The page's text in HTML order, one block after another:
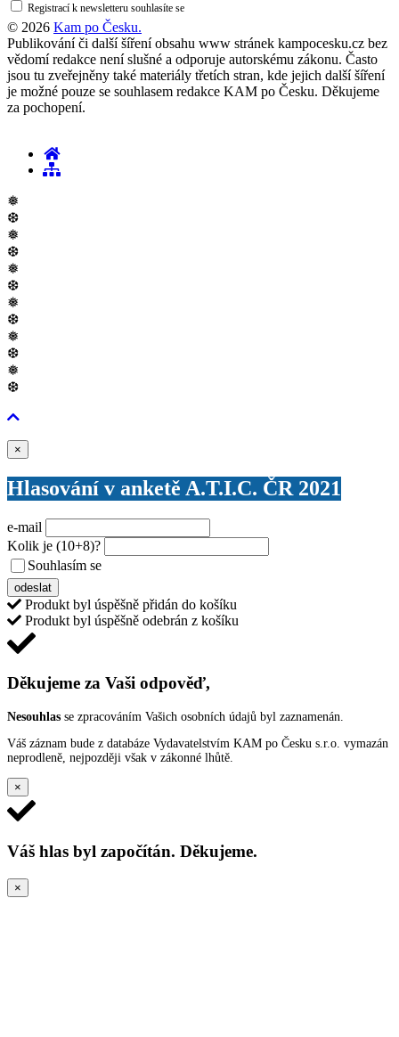
Registrací k newsletteru souhlasíte se
© 2026 Kam po Česku.
Publikování či další šíření obsahu www stránek kampocesku.cz bez
vědomí redakce není slušné a odporuje autorskému zákonu. Často
jsou tu zveřejněny také materiály třetích stran, kde jejich další šíření
je možné pouze se souhlasem redakce KAM po Česku. Děkujeme
za pochopení.
❅
❆
❅
❆
❅
❆
❅
❆
❅
❆
❅
❆
×
Hlasování v anketě A.T.I.C. ČR 2021
e-mail
Kolik je (10+8)?
Souhlasím se
odeslat
Produkt byl úspěšně přidán do košíku
Produkt byl úspěšně odebrán z košíku
Děkujeme za Vaši odpověď,
Nesouhlas se zpracováním Vašich osobních údajů byl zaznamenán.
Váš záznam bude z databáze Vydavatelstvím KAM po Česku s.r.o. vymazán
neprodleně, nejpozději však v zákonné lhůtě.
×
Váš hlas byl započítán. Děkujeme.
×